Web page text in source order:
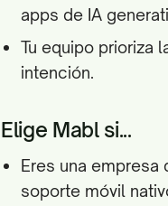
apps de IA
Tu equipo prioriza
intención.
Elige Mabl si...
Eres una empresa
soporte móvil